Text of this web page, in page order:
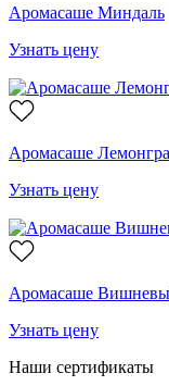
Аромасаше Миндаль
Узнать цену
Аромасаше
Узнать цену
Аромасаше
Узнать цену
Наши сертификаты